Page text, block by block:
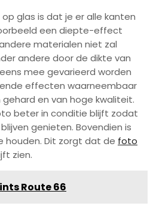
glas is dat je er alle kanten
een diepte-effect
materialen niet zal
andere door de dikte van
mee gevarieerd worden
effecten waarneembaar
gehard en van hoge kwaliteit.
beter in conditie blijft zodat
genieten. Bovendien is
houden. Dit zorgt dat de foto
zien.
Route 66